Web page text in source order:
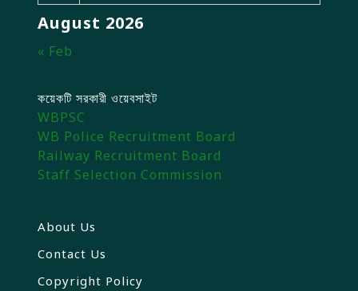
August 2026
« Feb
কয়েকটি সরকারী ওয়েবসাইট
WBPSC
WB Police Recruitment Board
Railway Recruitment Board
Staff Selection Commission
About Us
Contact Us
Copyright Policy